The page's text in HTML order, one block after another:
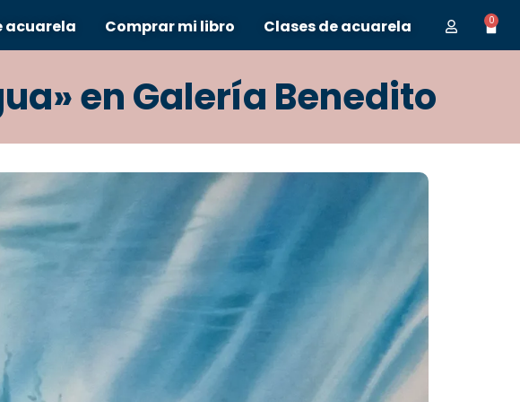
acuarela Comprar mi libro Clases de acuarela 0
en Galería Benedito